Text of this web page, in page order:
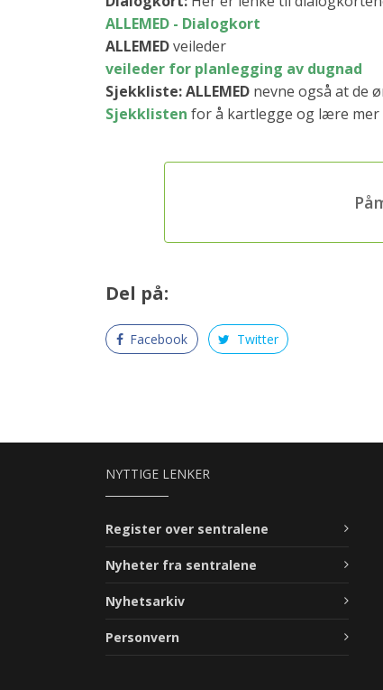
ALLEMED - Dialogkort
ALLEMEDveileder
veileder for planlegging av dugnad
Sjekkliste: ALLEMED nevne også at de
Sjekklisten for å kartlegge og lære mer
Del på:
Facebook Twitter
NYTTIGE LENKER
Register over sentralene
Nyheter fra sentralene
Nyhetsarkiv
Personvern